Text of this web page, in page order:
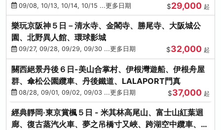
09/08, 10/13, 10/14, 10/15 ...更多日期 $29,000 起
樂玩京阪神５日－清水寺、金閣寺、勝尾寺、大阪城公
園、北野異人館、環球影城
09/27, 09/28, 09/29, 09/30 ...更多日期 $32,000 起
關西絕景丹後６日-美山合掌村、伊根灣遊船、伊根舟屋
群、傘松公園纜車、丹後鐵道、LALAPORT門真
08/28, 09/01, 09/02, 09/03 ...更多日期 $37,000 起
經典靜岡‧東京賞楓５日 - 米其林高尾山、富士山紅葉迴
廊、復古蒸汽火車、夢之吊橋寸又峽、跨湖空中纜車、抹